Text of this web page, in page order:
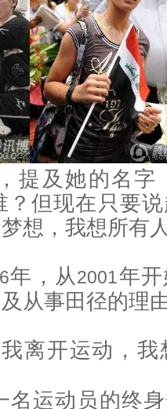
提及她的名字
？但现在只要
想，我想所有
年，从2001年
从事田径的理
离开运动，
名运动员的终